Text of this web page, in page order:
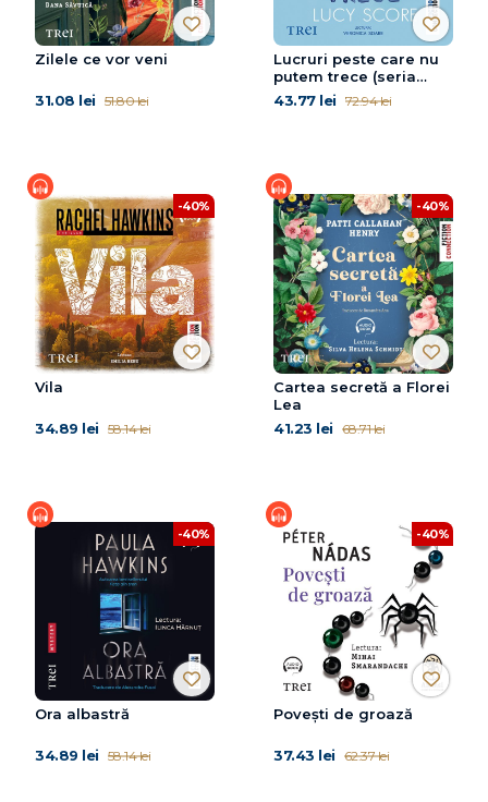
Zilele ce vor veni
31.08 lei 51.80 lei
Lucruri peste care nu
putem trece (seria
Knockemout, vol. 1)
43.77 lei 72.94 lei
-40%
Vila
34.89 lei 58.14 lei
-40%
Cartea secretă a Florei
Lea
41.23 lei 68.71 lei
-40%
Ora albastră
34.89 lei 58.14 lei
-40%
Poveşti de groază
37.43 lei 62.37 lei